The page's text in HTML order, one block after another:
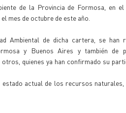
de la Provincia de Formosa, en
mes de octubre de este año.
Ambiental de dicha cartera, se han
y Buenos Aires y también de
quienes ya han confirmado su
actual de los recursos